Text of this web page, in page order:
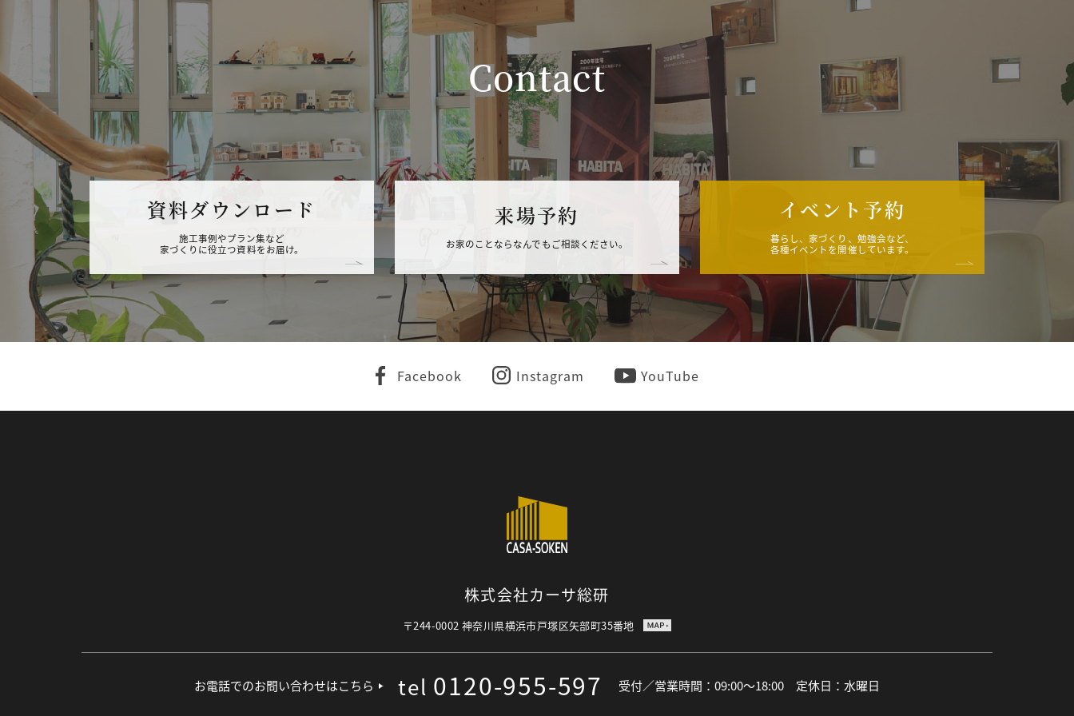
Contact
資料ダウンロード
施工事例やプラン集など
家づくりに役立つ資料をお届け。
来場予約
お家のことならなんでもご相談ください。
イベント予約
暮らし、家づくり、勉強会など、
各種イベントを開催しています。
Facebook Instagram YouTube
株式会社カーサ総研
〒244-0002神奈川県横浜市戸塚区矢部町35番地
お電話でのお問い合わせはこちら tel 0120-955-597 受付／営業時間：09:00〜18:00 定休日：水曜日